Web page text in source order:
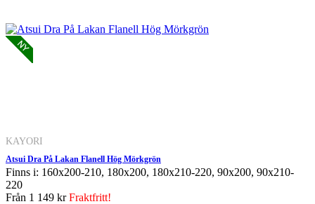
KAYORI
Atsui Dra På Lakan Flanell Hög Mörkgrön
Finns i: 160x200-210, 180x200, 180x210-220, 90x200, 90x210-
220
Från 1 149 krFraktfritt!